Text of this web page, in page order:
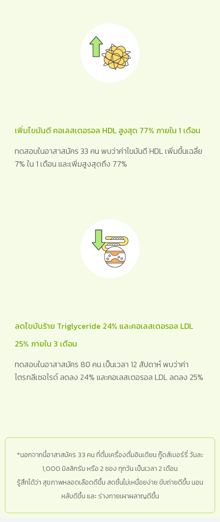
เพิ่มไขมันดี คอเลสเตอรอล HDL สูงสุด 77% ภายใน 1 เดือน
ทดสอบในอาสาสมัคร 33 คน พบว่าค่าไขมันดี HDL เพิ่มขึ้นเฉลี่ย
7% ใน 1 เดือน และเพิ่มสูงสุดถึง 77%
ลดไขมันร้าย Triglyceride 24% และคอเลสเตอรอล LDL
25% ภายใน 3 เดือน
ทดสอบในอาสาสมัคร 80 คน เป็นเวลา 12 สัปดาห์ พบว่าค่า
ไตรกลีเซอไรด์ ลดลง 24% และคอเลสเตอรอล LDL ลดลง 25%
*นอกจากนี้อาสาสมัคร 33 คน ที่ดื่มเครื่องดื่มอินเดียน กู๊ดส์เบอร์รี่ วันละ
1,000 มิลลิกรัม หรือ 2 ซอง ทุกวัน เป็นเวลา 2 เดือน
รู้สึกได้ว่า สุขภาพหลอดเลือดดีขึ้น สดชื่นไม่เหนื่อยง่าย ขับถ่ายดีขึ้น นอน
หลับดีขึ้น และ ร่างกายเผาผลาญดีขึ้น